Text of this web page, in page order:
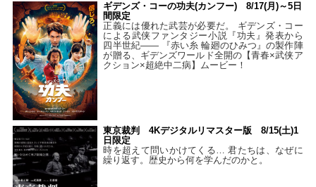
ギデンズ・コーの功夫(カンフー) 8/17(月)～5日
間限定
正義には優れた武芸が必要だ。 ギデンズ・コー
による武侠ファンタジー小説『功夫』発表から
四半世紀―― 『赤い糸 輪廻のひみつ』の製作陣
が贈る、ギデンズワールド全開の【青春×武侠ア
クション×超絶中二病】ムービー！
東京裁判 4Kデジタルリマスター版 8/15(土)1
日限定
時を超えて問いかけてくる… 君たちは、なぜに
繰り返す。歴史から何を学んだのかと。